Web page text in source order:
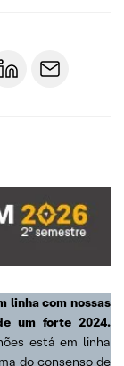
linha com nossas
um forte 2024.
está em linha
do consenso de